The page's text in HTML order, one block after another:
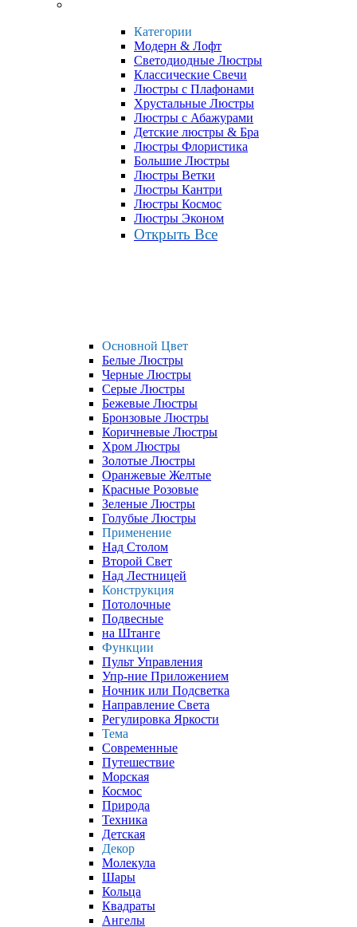
Категории
Модерн & Лофт
Светодиодные Люстры
Классические Свечи
Люстры с Плафонами
Хрустальные Люстры
Люстры с Абажурами
Детские люстры & Бра
Люстры Флористика
Большие Люстры
Люстры Ветки
Люстры Кантри
Люстры Космос
Люстры Эконом
Открыть Все
Основной Цвет
Белые Люстры
Черные Люстры
Серые Люстры
Бежевые Люстры
Бронзовые Люстры
Коричневые Люстры
Хром Люстры
Золотые Люстры
Оранжевые Желтые
Красные Розовые
Зеленые Люстры
Голубые Люстры
Применение
Над Столом
Второй Свет
Над Лестницей
Конструкция
Потолочные
Подвесные
на Штанге
Функции
Пульт Управления
Упр-ние Приложением
Ночник или Подсветка
Направление Света
Регулировка Яркости
Тема
Современные
Путешествие
Морская
Космос
Природа
Техника
Детская
Декор
Молекула
Шары
Кольца
Квадраты
Ангелы